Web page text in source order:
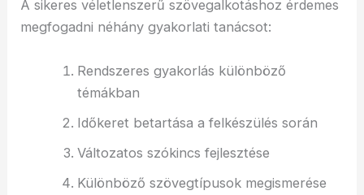
A sikeres véletlenszerű szövegalkotáshoz érdemes
megfogadni néhány gyakorlati tanácsot:
Rendszeres gyakorlás különböző
témákban
Időkeret betartása a felkészülés során
Változatos szókincs fejlesztése
Különböző szövegtípusok megismerése